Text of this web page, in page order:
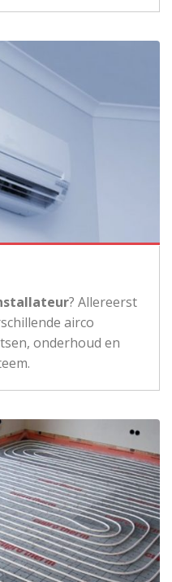
? Allereerst
airco
onderhoud en